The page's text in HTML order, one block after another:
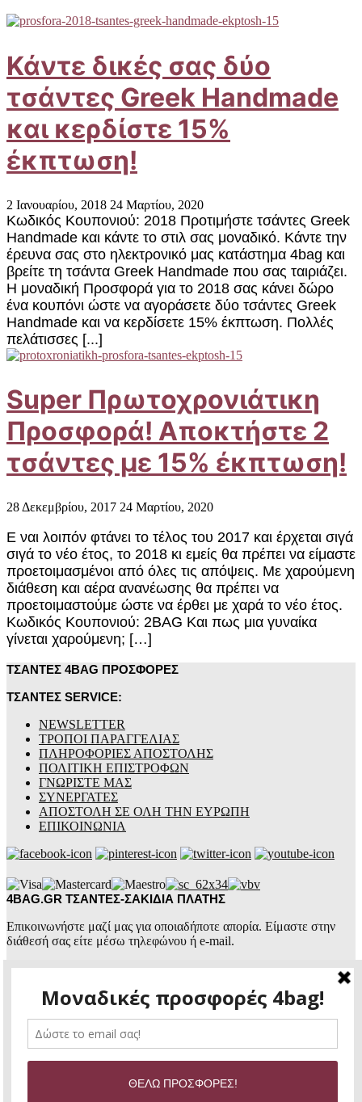
Κάντε δικές σας δύο
τσάντες Greek Handmade
και κερδίστε 15%
έκπτωση!
2 Ιανουαρίου, 2018 24 Μαρτίου, 2020
Κωδικός Κουπονιού: 2018 Προτιμήστε τσάντες Greek
Handmade και κάντε το στιλ σας μοναδικό. Κάντε την
έρευνα σας στο ηλεκτρονικό μας κατάστημα 4bag και
βρείτε τη τσάντα Greek Handmade που σας ταιριάζει.
Η μοναδική Προσφορά για το 2018 σας κάνει δώρο
ένα κουπόνι ώστε να αγοράσετε δύο τσάντες Greek
Handmade και να κερδίσετε 15% έκπτωση. Πολλές
πελάτισσες [...]
Super Πρωτοχρονιάτικη
Προσφορά! Αποκτήστε 2
τσάντες με 15% έκπτωση!
28 Δεκεμβρίου, 2017 24 Μαρτίου, 2020
Ε ναι λοιπόν φτάνει το τέλος του 2017 και έρχεται σιγά
σιγά το νέο έτος, το 2018 κι εμείς θα πρέπει να είμαστε
προετοιμασμένοι από όλες τις απόψεις. Με χαρούμενη
διάθεση και αέρα ανανέωσης θα πρέπει να
προετοιμαστούμε ώστε να έρθει με χαρά το νέο έτος.
Κωδικός Κουπονιού: 2BAG Και πως μια γυναίκα
γίνεται χαρούμενη; […]
ΤΣΑΝΤΕΣ 4BAG ΠΡΟΣΦΟΡΕΣ
ΤΣΑΝΤΕΣ SERVICE:
NEWSLETTER
ΤΡΟΠΟΙ ΠΑΡΑΓΓΕΛΙΑΣ
ΠΛΗΡΟΦΟΡΙΕΣ ΑΠΟΣΤΟΛΗΣ
ΠΟΛΙΤΙΚΗ ΕΠΙΣΤΡΟΦΩΝ
ΓΝΩΡΙΣΤΕ ΜΑΣ
ΣΥΝΕΡΓΑΤΕΣ
ΑΠΟΣΤΟΛΗ ΣΕ ΟΛΗ ΤΗΝ ΕΥΡΩΠΗ
ΕΠΙΚΟΙΝΩΝΙΑ
4BAG.GR ΤΣΑΝΤΕΣ-ΣΑΚΙΔΙΑ ΠΛΑΤΗΣ
Επικοινωνήστε μαζί μας για οποιαδήποτε απορία. Είμαστε στην
διάθεσή σας είτε μέσω τηλεφώνου ή e-mail.
4BAG.GR
+30 2441 774460
4bag.gr@gmail.com
Ώρες επικοινωνίας: